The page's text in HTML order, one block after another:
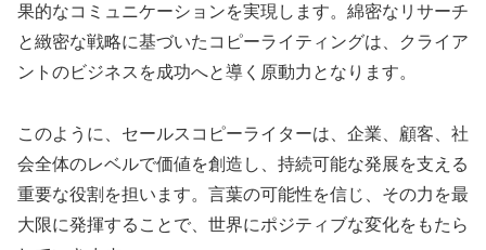
果的なコミュニケーションを実現します。綿密なリサーチ
と緻密な戦略に基づいたコピーライティングは、クライア
ントのビジネスを成功へと導く原動力となります。
このように、セールスコピーライターは、企業、顧客、社
会全体のレベルで価値を創造し、持続可能な発展を支える
重要な役割を担います。言葉の可能性を信じ、その力を最
大限に発揮することで、世界にポジティブな変化をもたら